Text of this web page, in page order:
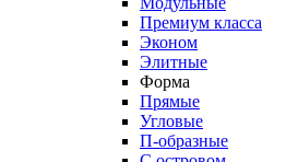
Премиум класса
Эконом
Элитные
Форма
Прямые
Угловые
П-образные